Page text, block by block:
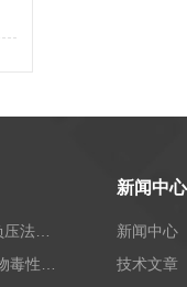
HD-MF01负压法密封性测试仪
新闻中心
新闻中心
技术文章